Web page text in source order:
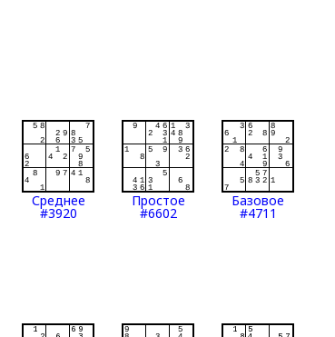
Среднее
#3920
Простое
#6602
Базовое
#4711